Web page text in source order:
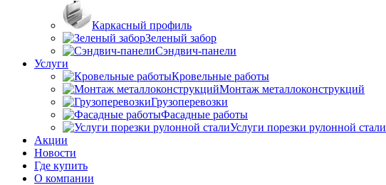
Каркасный профиль
Зеленый забор
Сэндвич-панели
Услуги
Кровельные работы
Монтаж металлоконструкций
Грузоперевозки
Фасадные работы
Услуги порезки рулонной стали
Акции
Новости
Где купить
О компании